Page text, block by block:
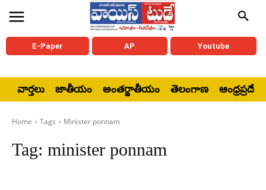
E-Paper AP Youtube
వార్తలు జాతీయం అంతర్జాతీయం తెలంగాణ ఆంధ్రప్రదేశ్
Home Tags Minister ponnam
Tag: minister ponnam